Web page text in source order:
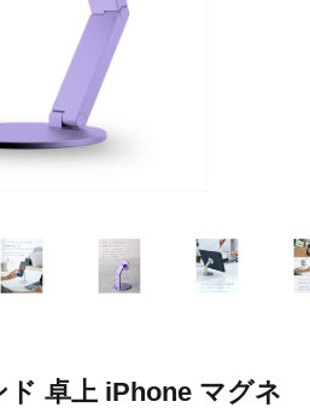
卓上 iPhone マグネ